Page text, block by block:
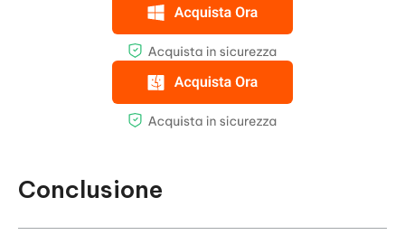
Conclusione